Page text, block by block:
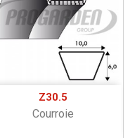
Z30.5
Courroie